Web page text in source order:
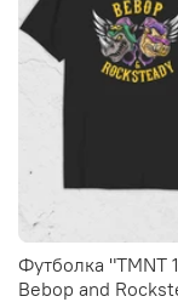
Футболка "TMNT
Bebop and